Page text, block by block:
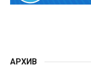
АРХИВ